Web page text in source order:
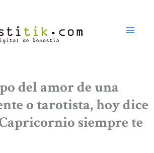
del amor de una
o tarotista, hoy dice
siempre te